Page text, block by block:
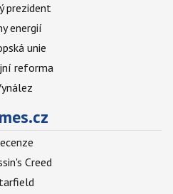
prezident
energií
unie
reforma
Creed